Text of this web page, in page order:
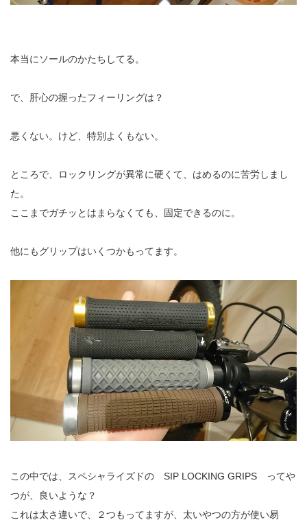
本当にソールのかたちしてる。
で、肝心の握ったフィーリングは？
悪くない。けど、特別よくもない。
ところで、ロックリングが異常に硬くて、はめるのに苦労しまし
た。
ここまでガチッとはまらなくても、固定できるのに。
他にもグリップはいくつかもってます。
この中では、スペシャライズドの SIP LOCKING GRIPS ってや
つが、良いような？
これは太さ違いで、２つもってますが、太いやつの方が使い易